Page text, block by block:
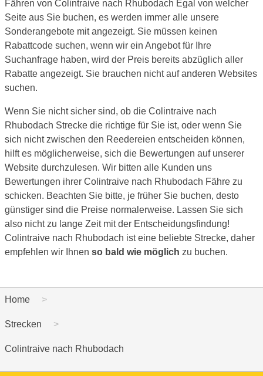
Fähren von Colintraive nach Rhubodach Egal von welcher
Seite aus Sie buchen, es werden immer alle unsere
Sonderangebote mit angezeigt. Sie müssen keinen
Rabattcode suchen, wenn wir ein Angebot für Ihre
Suchanfrage haben, wird der Preis bereits abzüglich aller
Rabatte angezeigt. Sie brauchen nicht auf anderen Websites
suchen.
Wenn Sie nicht sicher sind, ob die Colintraive nach
Rhubodach Strecke die richtige für Sie ist, oder wenn Sie
sich nicht zwischen den Reedereien entscheiden können,
hilft es möglicherweise, sich die Bewertungen auf unserer
Website durchzulesen. Wir bitten alle Kunden uns
Bewertungen ihrer Colintraive nach Rhubodach Fähre zu
schicken. Beachten Sie bitte, je früher Sie buchen, desto
günstiger sind die Preise normalerweise. Lassen Sie sich
also nicht zu lange Zeit mit der Entscheidungsfindung!
Colintraive nach Rhubodach ist eine beliebte Strecke, daher
empfehlen wir Ihnen so bald wie möglich zu buchen.
Home
Strecken
Colintraive nach Rhubodach